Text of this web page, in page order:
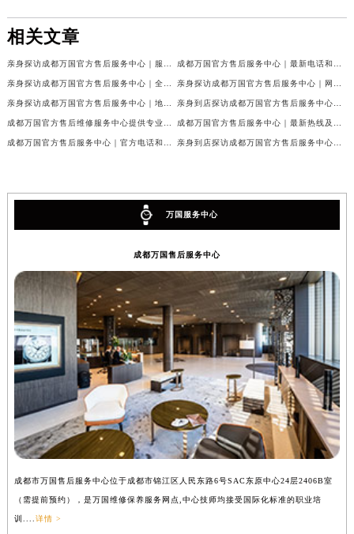
相关文章
万国服务中心
成都万国售后服务中心
成都市万国售后服务中心位于成都市锦江区人民东路6号SAC东原中心24层2406B室
（需提前预约），是万国维修保养服务网点,中心技师均接受国际化标准的职业培
训....详情 >